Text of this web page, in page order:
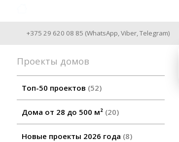
+375 29 620 08 85 (WhatsApp,Viber,Telegram)
Проекты домов
Топ-50 проектов 52
Дома от 28 до 500 м² 20
Новые проекты 2026 года 8